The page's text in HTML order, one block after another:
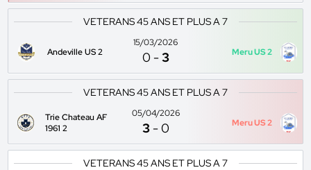
VETERANS 45 ANS ET PLUS A 7
Andeville US 2
15/03/2026
0 -3 Meru US 2
VETERANS 45 ANS ET PLUS A 7
Trie Chateau AF
1961 2
05/04/2026
3 -0 Meru US 2
VETERANS 45 ANS ET PLUS A 7